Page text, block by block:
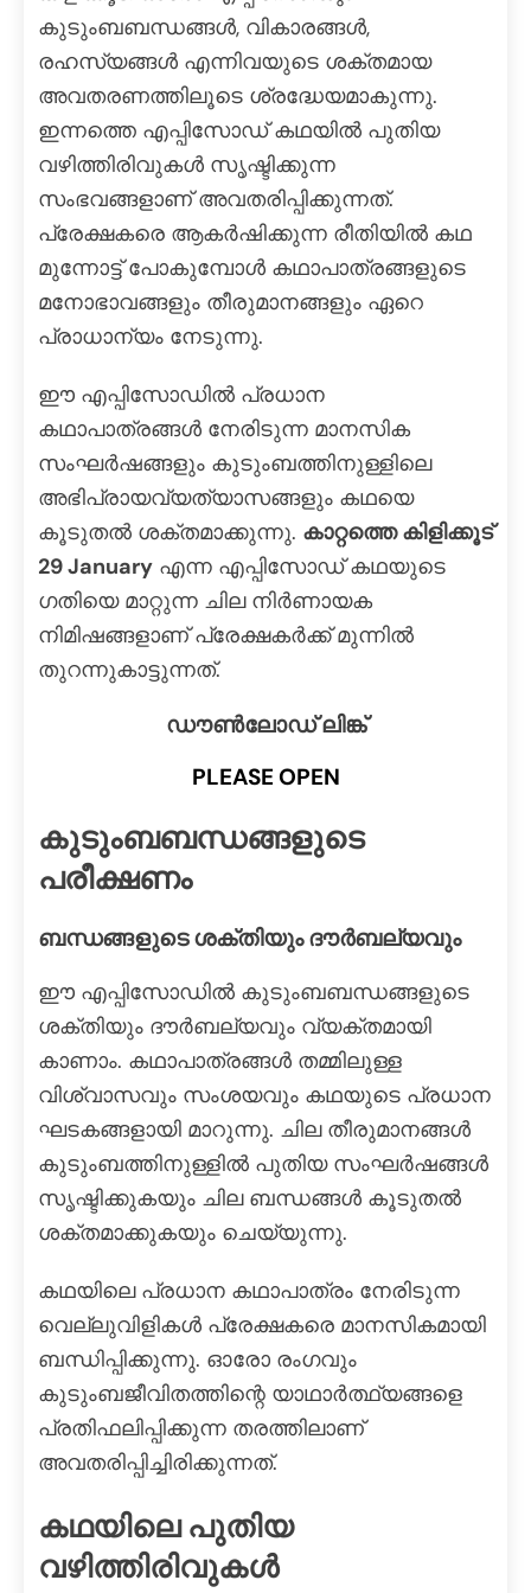
കുടുംബബന്ധങ്ങൾ, വികാരങ്ങൾ,
രഹസ്യങ്ങൾ എന്നിവയുടെ ശക്തമായ
അവതരണത്തിലൂടെ ശ്രദ്ധേയമാകുന്നു.
ഇന്നത്തെ എപ്പിസോഡ് കഥയിൽ പുതിയ
വഴിത്തിരിവുകൾ സൃഷ്ടിക്കുന്ന
സംഭവങ്ങളാണ് അവതരിപ്പിക്കുന്നത്.
പ്രേക്ഷകരെ ആകർഷിക്കുന്ന രീതിയിൽ കഥ
മുന്നോട്ട് പോകുമ്പോൾ കഥാപാത്രങ്ങളുടെ
മനോഭാവങ്ങളും തീരുമാനങ്ങളും ഏറെ
പ്രാധാന്യം നേടുന്നു.
ഈ എപ്പിസോഡിൽ പ്രധാന
കഥാപാത്രങ്ങൾ നേരിടുന്ന മാനസിക
സംഘർഷങ്ങളും കുടുംബത്തിനുള്ളിലെ
അഭിപ്രായവ്യത്യാസങ്ങളും കഥയെ
കൂടുതൽ ശക്തമാക്കുന്നു. കാറ്റത്തെ കിളിക്കൂട്
29 January എന്ന എപ്പിസോഡ് കഥയുടെ
ഗതിയെ മാറ്റുന്ന ചില നിർണായക
നിമിഷങ്ങളാണ് പ്രേക്ഷകർക്ക് മുന്നിൽ
തുറന്നുകാട്ടുന്നത്.
ഡൗൺലോഡ് ലിങ്ക്
PLEASE OPEN
കുടുംബബന്ധങ്ങളുടെ
പരീക്ഷണം
ബന്ധങ്ങളുടെ ശക്തിയും ദൗർബല്യവും
ഈ എപ്പിസോഡിൽ കുടുംബബന്ധങ്ങളുടെ
ശക്തിയും ദൗർബല്യവും വ്യക്തമായി
കാണാം. കഥാപാത്രങ്ങൾ തമ്മിലുള്ള
വിശ്വാസവും സംശയവും കഥയുടെ പ്രധാന
ഘടകങ്ങളായി മാറുന്നു. ചില തീരുമാനങ്ങൾ
കുടുംബത്തിനുള്ളിൽ പുതിയ സംഘർഷങ്ങൾ
സൃഷ്ടിക്കുകയും ചില ബന്ധങ്ങൾ കൂടുതൽ
ശക്തമാക്കുകയും ചെയ്യുന്നു.
കഥയിലെ പ്രധാന കഥാപാത്രം നേരിടുന്ന
വെല്ലുവിളികൾ പ്രേക്ഷകരെ മാനസികമായി
ബന്ധിപ്പിക്കുന്നു. ഓരോ രംഗവും
കുടുംബജീവിതത്തിന്റെ യാഥാർത്ഥ്യങ്ങളെ
പ്രതിഫലിപ്പിക്കുന്ന തരത്തിലാണ്
അവതരിപ്പിച്ചിരിക്കുന്നത്.
കഥയിലെ പുതിയ
വഴിത്തിരിവുകൾ